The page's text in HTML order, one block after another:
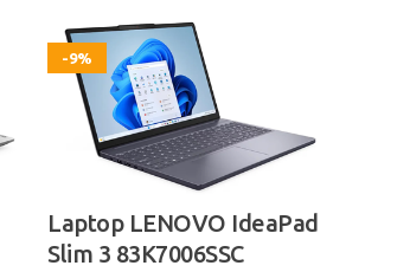
-9%
Laptop LENOVO IdeaPad
Slim 3 83K7006SSC